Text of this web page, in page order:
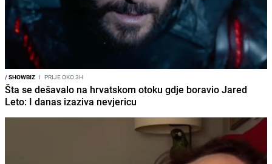
/SHOWBIZ I PRIJE OKO 3H
Šta se dešavalo na hrvatskom otoku gdje boravio Jared
Leto: I danas izaziva nevjericu